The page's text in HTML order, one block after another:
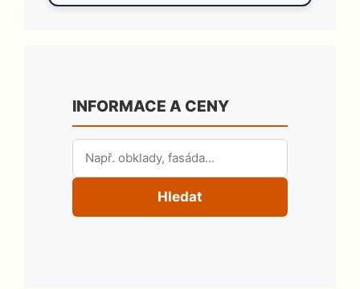
INFORMACE A CENY
Hledat